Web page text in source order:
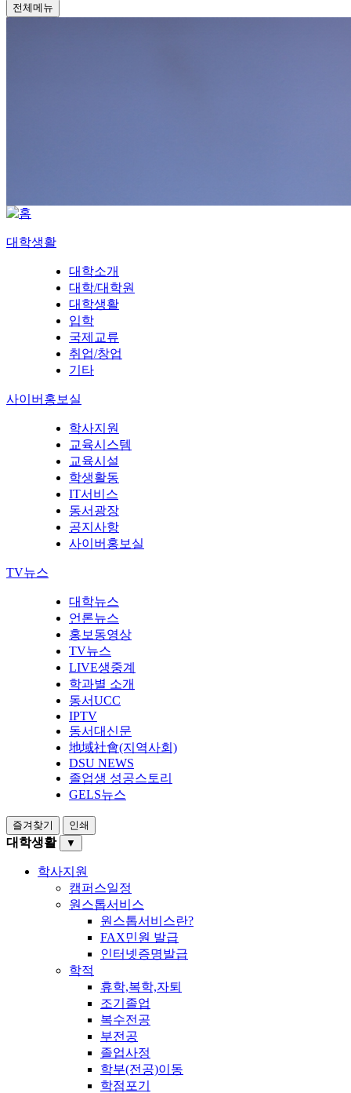
전체메뉴
대학생활
대학소개
대학/대학원
대학생활
입학
국제교류
취업/창업
기타
사이버홍보실
학사지원
교육시스템
교육시설
학생활동
IT서비스
동서광장
공지사항
사이버홍보실
TV뉴스
대학뉴스
언론뉴스
홍보동영상
TV뉴스
LIVE생중계
학과별 소개
동서UCC
IPTV
동서대신문
地域社會(지역사회)
DSU NEWS
졸업생 성공스토리
GELS뉴스
즐겨찾기 인쇄
대학생활 ▼
학사지원
캠퍼스일정
원스톱서비스
원스톱서비스란?
FAX민원 발급
인터넷증명발급
학적
휴학,복학,자퇴
조기졸업
복수전공
부전공
졸업사정
학부(전공)이동
학점포기